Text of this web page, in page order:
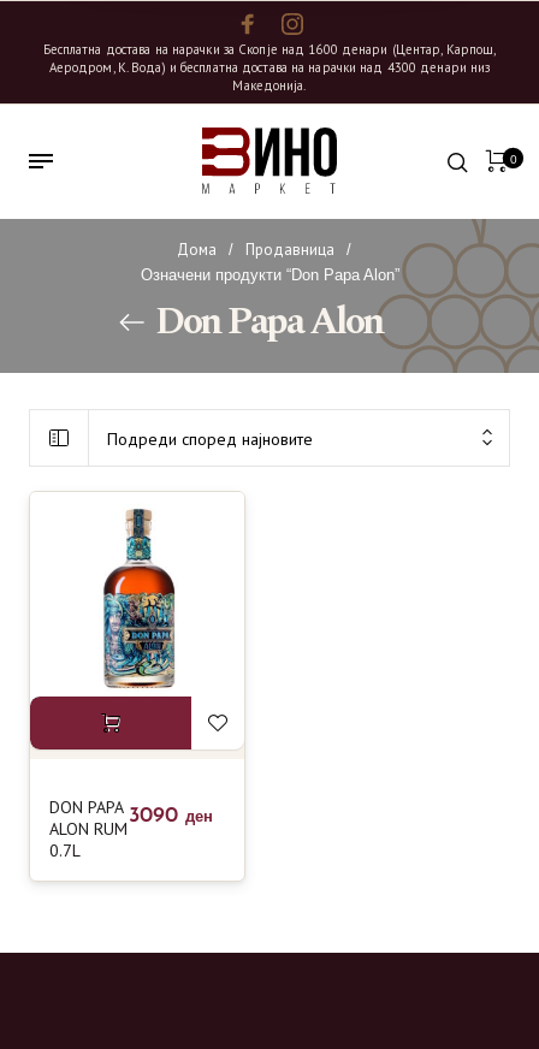
Бесплатна достава на нарачки за Скопје над 1600 денари (Центар, Карпош,
Аеродром, К. Вода) и бесплатна достава на нарачки над 4300 денари низ
Македонија.
0
Дома / Продавница
/
Означени продукти “Don Papa Alon”
Don Papa Alon
Подреди според најновите
DON PAPA
ALON RUM
0.7L
3090 ден